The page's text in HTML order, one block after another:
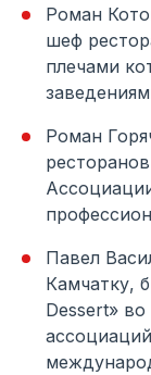
Роман
шеф
плечами
Роман
Павел
Камчатку,
Dessert»